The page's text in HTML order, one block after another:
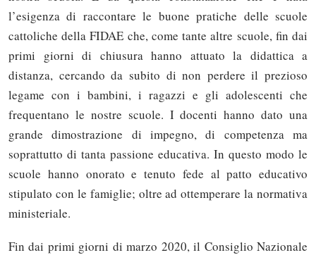
l’esigenza di raccontare le buone pratiche delle scuole
cattoliche della FIDAE che, come tante altre scuole, fin dai
primi giorni di chiusura hanno attuato la didattica a
distanza, cercando da subito di non perdere il prezioso
legame con i bambini, i ragazzi e gli adolescenti che
frequentano le nostre scuole. I docenti hanno dato una
grande dimostrazione di impegno, di competenza ma
soprattutto di tanta passione educativa. In questo modo le
scuole hanno onorato e tenuto fede al patto educativo
stipulato con le famiglie; oltre ad ottemperare la normativa
ministeriale.
Fin dai primi giorni di marzo 2020, il Consiglio Nazionale